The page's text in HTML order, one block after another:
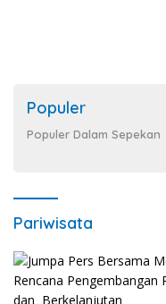
Populer
Populer Dalam Sepekan
Pariwisata